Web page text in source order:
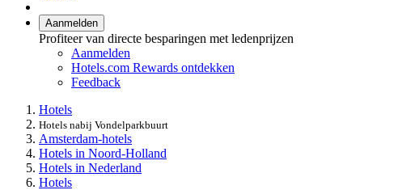
Aanmelden
Profiteer van directe besparingen met ledenprijzen
Aanmelden
Hotels.com Rewards ontdekken
Feedback
Hotels
Hotels nabij Vondelparkbuurt
Amsterdam-hotels
Hotels in Noord-Holland
Hotels in Nederland
Hotels